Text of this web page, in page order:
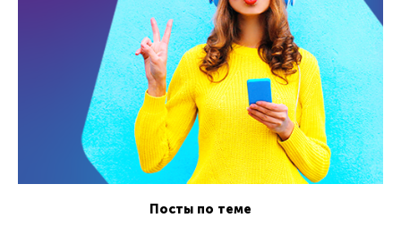
Посты по теме